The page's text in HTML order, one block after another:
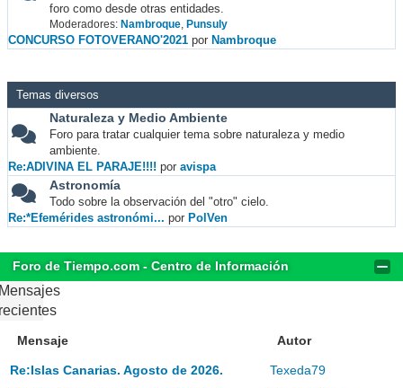
foro como desde otras entidades.
Moderadores: Nambroque, Punsuly
CONCURSO FOTOVERANO'2021 por Nambroque
Temas diversos
Naturaleza y Medio Ambiente
Foro para tratar cualquier tema sobre naturaleza y medio
ambiente.
Re:ADIVINA EL PARAJE!!!! por avispa
Astronomía
Todo sobre la observación del "otro" cielo.
Re:*Efemérides astronómi... por PolVen
Foro de Tiempo.com - Centro de Información
Mensaje Autor
Re:Islas Canarias. Agosto de 2026.
Texeda79